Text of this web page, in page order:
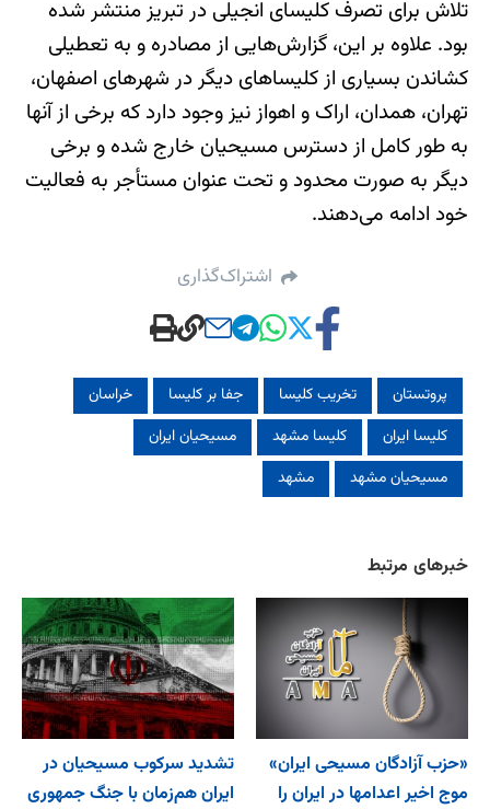
تلاش برای تصرف کلیسای انجیلی در تبریز منتشر شده
بود. علاوه بر این، گزارش‌هایی از مصادره و به تعطیلی
کشاندن بسیاری از کلیساهای دیگر در شهرهای اصفهان،
تهران، همدان، اراک و اهواز نیز وجود دارد که برخی از آنها
به طور کامل از دسترس مسیحیان خارج شده و برخی
دیگر به صورت محدود و تحت عنوان مستأجر به فعالیت
خود ادامه می‌دهند.
اشتراک‌گذاری
پروتستان تخریب کلیسا جفا بر کلیسا
خراسان
کلیسا ایران
کلیسا مشهد
مسیحیان ایران
مسیحیان مشهد
مشهد
خبرهای مرتبط
«حزب آزادگان مسیحی ایران»
موج اخیر اعدامها در ایران را
تشدید سرکوب مسیحیان در
ایران هم‌زمان با جنگ جمهوری